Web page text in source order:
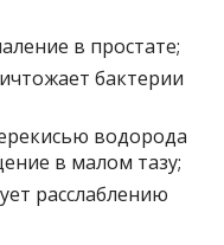
в простате;
бактерии
водорода
в малом тазу;
расслаблению